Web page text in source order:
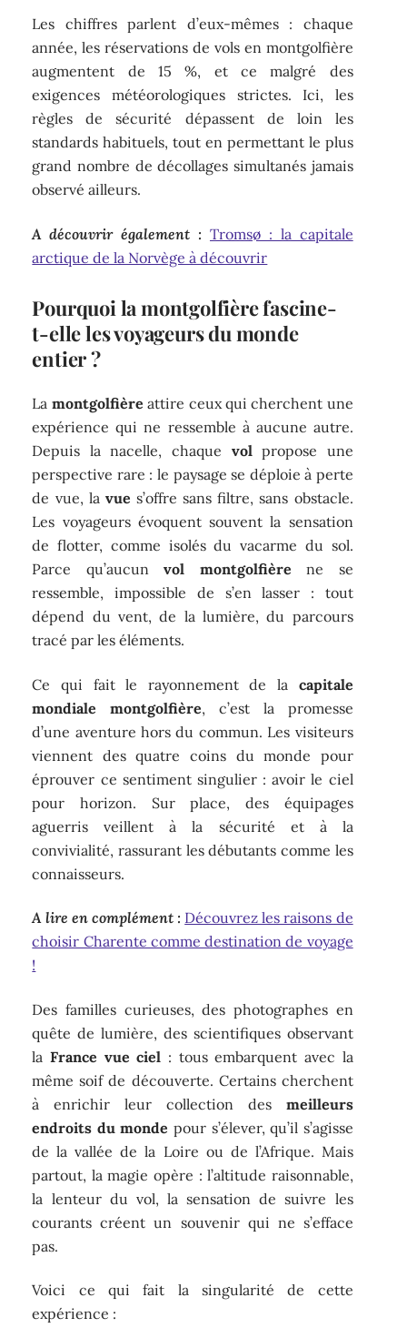
Les chiffres parlent d’eux-mêmes : chaque
année, les réservations de vols en montgolfière
augmentent de 15 %, et ce malgré des
exigences météorologiques strictes. Ici, les
règles de sécurité dépassent de loin les
standards habituels, tout en permettant le plus
grand nombre de décollages simultanés jamais
observé ailleurs.
A découvrir également : Tromsø : la capitale
arctique de la Norvège à découvrir
Pourquoi la montgolfière fascine-
t-elle les voyageurs du monde
entier ?
La montgolfière attire ceux qui cherchent une
expérience qui ne ressemble à aucune autre.
Depuis la nacelle, chaque volpropose une
perspective rare : le paysage se déploie à perte
de vue, la vue s’offre sans filtre, sans obstacle.
Les voyageurs évoquent souvent la sensation
de flotter, comme isolés du vacarme du sol.
Parce qu’aucunvol montgolfière ne se
ressemble, impossible de s’en lasser : tout
dépend du vent, de la lumière, du parcours
tracé par les éléments.
Ce qui fait le rayonnement de la capitale
mondiale montgolfière, c’est la promesse
d’une aventure hors du commun. Les visiteurs
viennent des quatre coins du monde pour
éprouver ce sentiment singulier : avoir le ciel
pour horizon. Sur place, des équipages
aguerris veillent à la sécurité et à la
convivialité, rassurant les débutants comme les
connaisseurs.
A lire en complément : Découvrez les raisons de
choisir Charente comme destination de voyage
!
Des familles curieuses, des photographes en
quête de lumière, des scientifiques observant
laFrance vue ciel : tous embarquent avec la
même soif de découverte. Certains cherchent
à enrichir leur collection des meilleurs
endroits du monde pour s’élever, qu’il s’agisse
de la vallée de la Loire ou de l’Afrique. Mais
partout, la magie opère : l’altitude raisonnable,
la lenteur du vol, la sensation de suivre les
courants créent un souvenir qui ne s’efface
pas.
Voici ce qui fait la singularité de cette
expérience :